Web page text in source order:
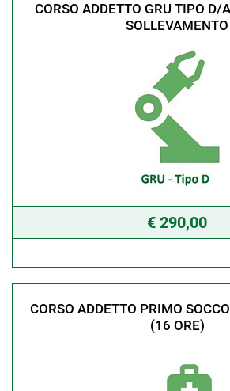
CORSO ADDETTO GRU TIPO D/
SOLLEVAMENTO
€ 290,00
CORSO ADDETTO PRIMO
(16 ORE)